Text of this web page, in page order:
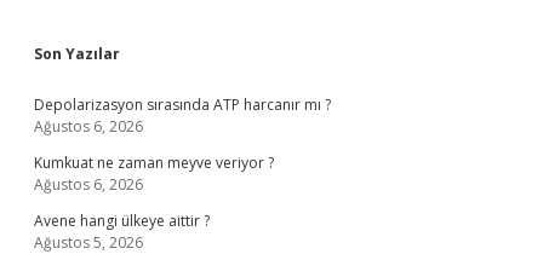
Sidebar
Son Yazılar
Depolarizasyon sırasında ATP harcanır mı ?
Ağustos 6, 2026
Kumkuat ne zaman meyve veriyor ?
Ağustos 6, 2026
Avene hangi ülkeye aittir ?
Ağustos 5, 2026